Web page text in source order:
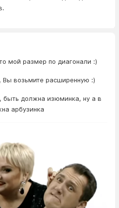
мой размер по диагонали :)
возьмите расширенную :)
должна изюминка, ну а в
арбузинка